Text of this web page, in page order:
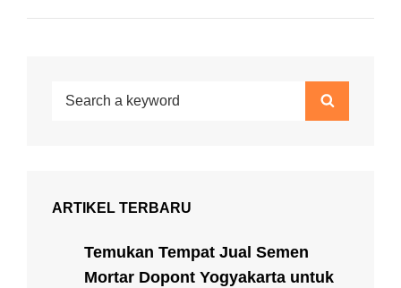
Search
ARTIKEL TERBARU
Temukan Tempat Jual Semen
Mortar Dopont Yogyakarta untuk